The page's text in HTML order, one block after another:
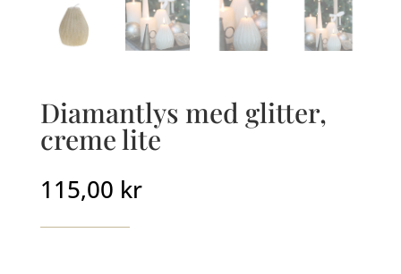
Diamantlys med glitter,
creme lite
115,00 kr